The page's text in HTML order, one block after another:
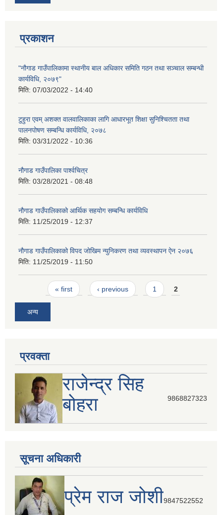
प्रकाशन
"नौगाड गाउँपालिकामा स्थानीय बाल अधिकार समिति गठन तथा सञ्चाल सम्बन्धी
कार्यविधि, २०७९"
मिति: 07/03/2022 - 14:40
टुहुरा एवम् अशक्त वालवालिकाका लागि आधारभूत शिक्षा सुनिश्चितता तथा
पालनपोषण सम्बन्धि कार्यविधि, २०७८
मिति: 03/31/2022 - 10:36
नौगाड गाउँपालिका पार्श्वचित्र
मिति: 03/28/2021 - 08:48
नौगाड गाउँपालिकाको आर्थिक सहयोग सम्बन्धि कार्यविधि
मिति: 11/25/2019 - 12:37
नौगाड गाउँपालिकाको विपद जोखिम न्युनिकरण तथा व्यवस्थापन ऐन २०७६
मिति: 11/25/2019 - 11:50
Pages« first ‹ previous 1 2
अन्य
प्रवक्ता
राजेन्द्र सिह
बोहरा
9868827323
सूचना अधिकारी
प्रेम राज जोशी9847522552